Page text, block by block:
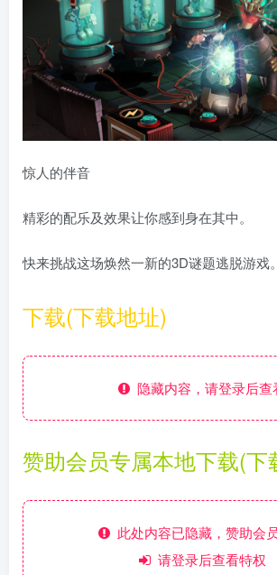
惊人的伴音
精彩的配乐及效果让你感到身在其中。
快来挑战这场焕然一新的3D谜题逃脱游戏。
下载(下载地址)
隐藏内容，请登录后查
赞助会员专属本地下载(下
此处内容已隐藏，赞助会
请登录后查看特权